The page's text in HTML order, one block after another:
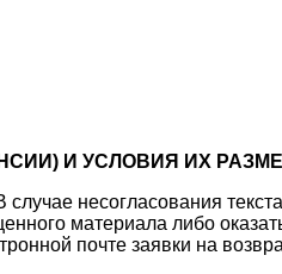
И УСЛОВИЯ ИХ
несогласования
материала либо
почте заявки на